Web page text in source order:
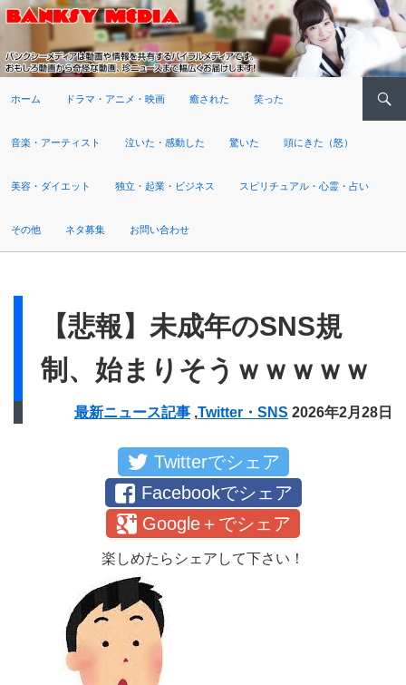
ホーム ドラマ・アニメ・映画 癒された 笑った
音楽・アーティスト 泣いた・感動した 驚いた 頭にきた（怒）
美容・ダイエット 独立・起業・ビジネス スピリチュアル・心霊・占い
その他 ネタ募集 お問い合わせ
【悲報】未成年のSNS規
制、始まりそうｗｗｗｗｗ
最新ニュース記事 ,Twitter・SNS 2026年2月28日
Twitterでシェア
Facebookでシェア
Google＋でシェア
楽しめたらシェアして下さい！